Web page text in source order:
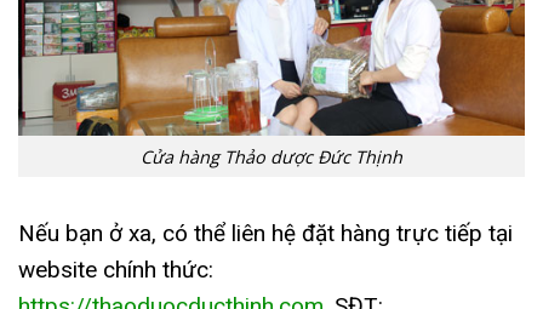
Cửa hàng Thảo dược Đức Thịnh
Nếu bạn ở xa, có thể liên hệ đặt hàng trực tiếp tại
website chính thức: